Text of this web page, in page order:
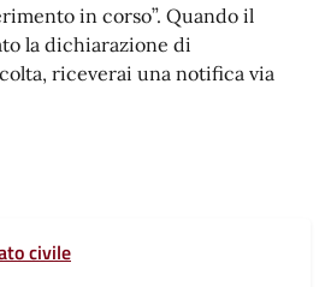
in corso”. Quando il
la dichiarazione di
riceverai una notifica via
civile